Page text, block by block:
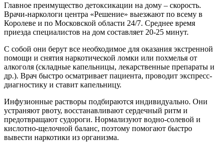
Главное преимущество детоксикации на дому – скорость.
Врачи-наркологи центра «Решение» выезжают по всему в
Королеве и по Московской области 24/7. Среднее время
приезда специалистов на дом составляет 20-25 минут.
С собой они берут все необходимое для оказания экстренной
помощи и снятия наркотической ломки или похмелья от
алкоголя (складные капельницы, лекарственные препараты и
др.). Врач быстро осматривает пациента, проводит экспресс-
диагностику и ставит капельницу.
Инфузионные растворы подбираются индивидуально. Они
устраняют рвоту, восстанавливают сердечный ритм и
предотвращают судороги. Нормализуют водно-солевой и
кислотно-щелочной баланс, поэтому помогают быстро
вывести наркотики из организма.